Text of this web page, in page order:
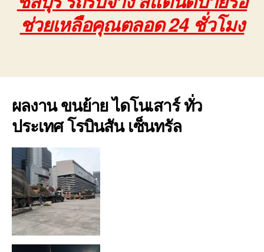
ช่วยเหลือคุณตลอด 24 ชั่วโมง
ผลงาน ขนย้าย ไดโนเสาร์ ทั่ว
ประเทศ โรบินสัน เซ็นทรัล